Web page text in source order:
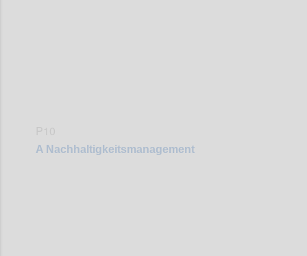
A Nachhaltigkeitsmanagement